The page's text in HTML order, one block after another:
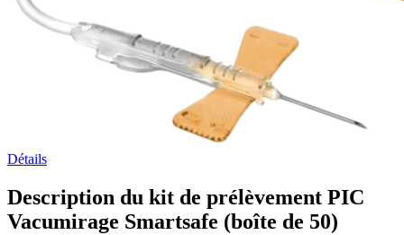
Détails
Description du kit de prélèvement PIC
Vacumirage Smartsafe (boîte de 50)